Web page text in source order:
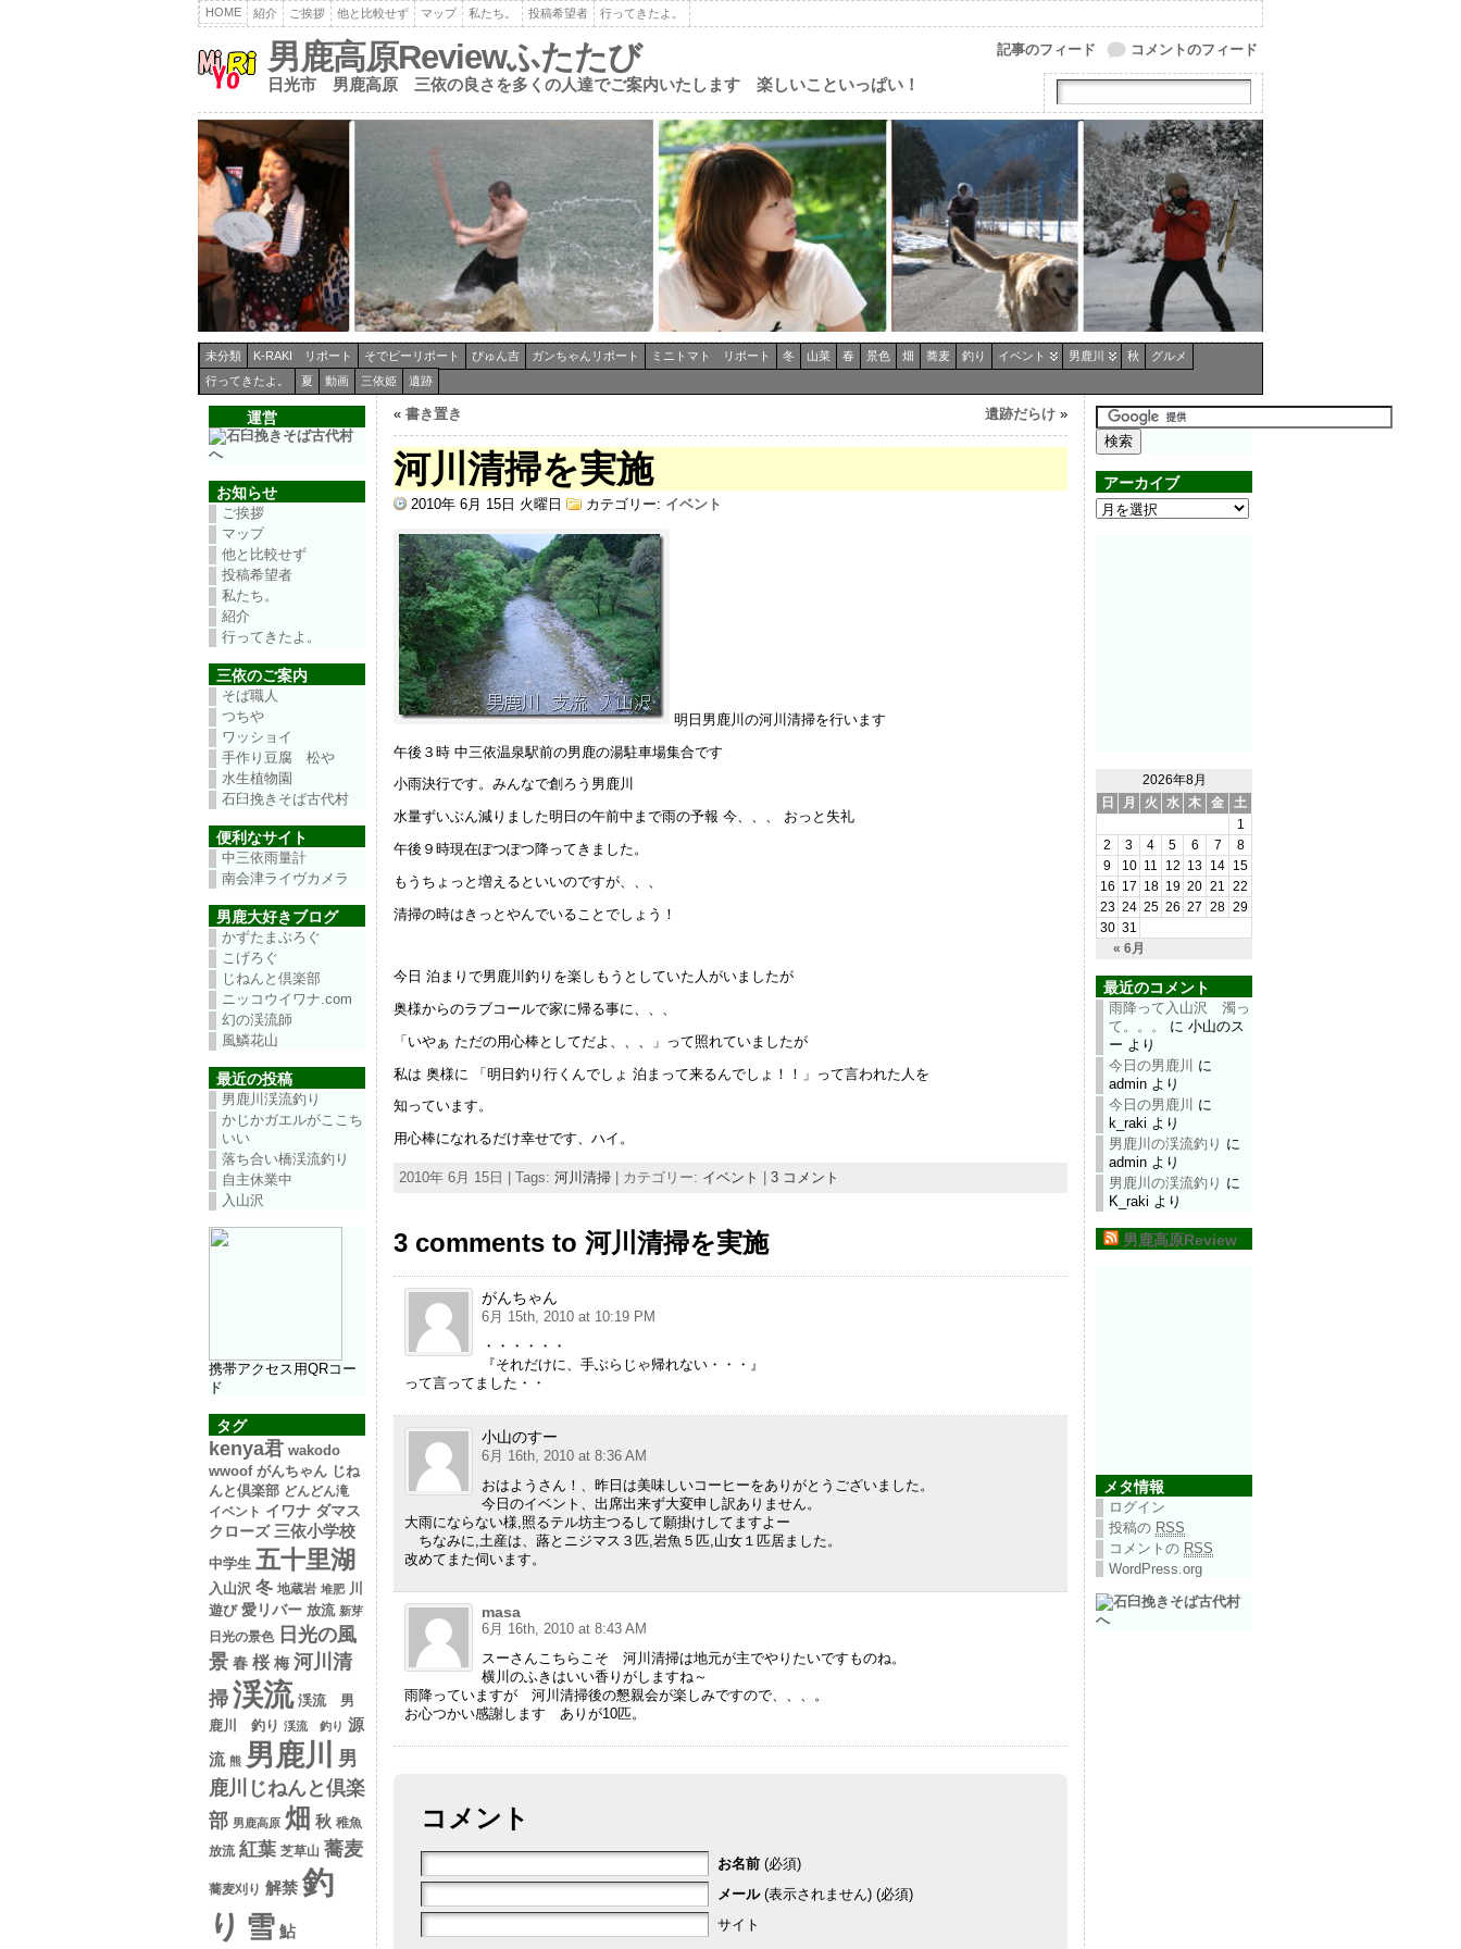
HOME 紹介 ご挨拶 他と比較せず マップ 私たち。 投稿希望者 行ってきたよ。
男鹿高原Reviewふたたび
日光市 男鹿高原 三依の良さを多くの人達でご案内いたします 楽しいこといっぱい！
コメントのフィード
記事のフィード
未分類 K-RAKI リポート そでピーリポート ぴゅん吉 ガンちゃんリポート ミニトマト リポート 冬 山菜 春 景色 畑 蕎麦 釣り イベント 男鹿川 秋
グルメ
行ってきたよ。
夏 動画 三依姫 遺跡
運営
お知らせ
ご挨拶
マップ
他と比較せず
投稿希望者
私たち。
紹介
行ってきたよ。
三依のご案内
そば職人
つちや
ワッショイ
手作り豆腐 松や
水生植物園
石臼挽きそば古代村
便利なサイト
中三依雨量計
南会津ライヴカメラ
男鹿大好きブログ
かずたまぶろぐ
こげろぐ
じねんと倶楽部
ニッコウイワナ.com
幻の渓流師
風鱗花山
最近の投稿
男鹿川渓流釣り
かじかガエルがここち
いい
落ち合い橋渓流釣り
自主休業中
入山沢
携帯アクセス用QRコー
ド
タグ
kenya君 wakodo
wwoof がんちゃん じね
んと倶楽部 どんどん滝
イベント イワナ ダマス
クローズ 三依小学校
中学生 五十里湖
入山沢 冬 地蔵岩 堆肥 川
遊び 愛リバー 放流 新芽
日光の景色
日光の風
景 春 桜 梅 河川清
掃渓流 渓流 男
鹿川 釣り 渓流 釣り 源
流 熊 男鹿川
男
鹿川じねんと倶楽
部 男鹿高原 畑 秋 稚魚
放流 紅葉 芝草山 蕎麦
蕎麦刈り 解禁 釣
り 雪 鮎
« 書き置き 遺跡だらけ »
河川清掃を実施
2010年 6月 15日 火曜日 カテゴリー: イベント
明日男鹿川の河川清掃を行います
午後３時 中三依温泉駅前の男鹿の湯駐車場集合です
小雨決行です。みんなで創ろう男鹿川
水量ずいぶん減りました明日の午前中まで雨の予報 今、、、 おっと失礼
午後９時現在ぽつぽつ降ってきました。
もうちょっと増えるといいのですが、、、
清掃の時はきっとやんでいることでしょう！
今日 泊まりで男鹿川釣りを楽しもうとしていた人がいましたが
奥様からのラブコールで家に帰る事に、、、
「いやぁ ただの用心棒としてだよ、、、」って照れていましたが
私は 奥様に 「明日釣り行くんでしょ 泊まって来るんでしょ！！」って言われた人を
知っています。
用心棒になれるだけ幸せです、ハイ。
2010年 6月 15日 | Tags: 河川清掃 | カテゴリー: イベント 3 コメント
3 comments to 河川清掃を実施
がんちゃん
6月 15th, 2010 at 10:19 PM
・・・・・・
『それだけに、手ぶらじゃ帰れない・・・』
って言ってました・・
小山のすー
6月 16th, 2010 at 8:36 AM
おはようさん！、昨日は美味しいコーヒーをありがとうございました。
今日のイベント、出席出来ず大変申し訳ありません。
大雨にならない様,照るテル坊主つるして願掛けしてますよー
ちなみに,土産は、蕗とニジマス３匹,岩魚５匹,山女１匹居ました。
改めてまた伺います。
masa
6月 16th, 2010 at 8:43 AM
スーさんこちらこそ 河川清掃は地元が主でやりたいですものね。
横川のふきはいい香りがしますね～
雨降っていますが 河川清掃後の懇親会が楽しみですので、、、。
お心つかい感謝します ありが10匹。
コメント
お名前 (必須)
メール(表示されません) (必須)
サイト
アーカイブ
2026年8月
日
月 火 水 木 金 土
« 6月
1
2
3 4 5 6 7
8
9
10 11 12 13 14
15
16
17 18 19 20 21
22
23 24 25 26 27 28 29
30 31
最近のコメント
雨降って入山沢 濁っ
て。。。
に 小山のス
ー より
今日の男鹿川
に
admin より
今日の男鹿川
に
k_raki より
男鹿川の渓流釣り に
admin より
男鹿川の渓流釣り に
K_raki より
男鹿高原Review
メタ情報
ログイン
投稿の RSS
コメントの RSS
WordPress.org